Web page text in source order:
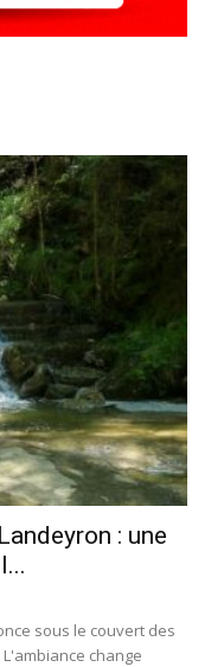
: une
sous le couvert des
change